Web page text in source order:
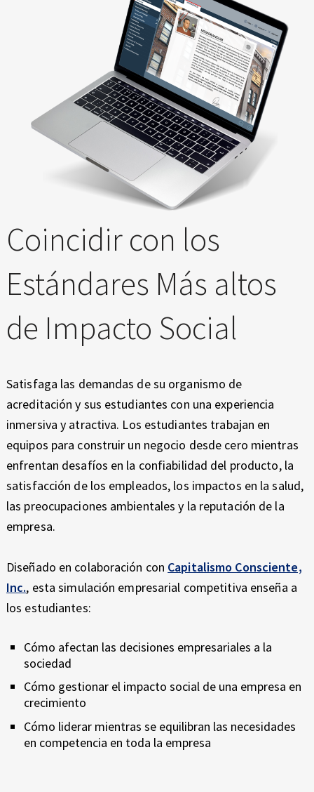
Coincidir con los
Estándares Más altos
de Impacto Social
Satisfaga las demandas de su organismo de
acreditación y sus estudiantes con una experiencia
inmersiva y atractiva. Los estudiantes trabajan en
equipos para construir un negocio desde cero mientras
enfrentan desafíos en la confiabilidad del producto, la
satisfacción de los empleados, los impactos en la salud,
las preocupaciones ambientales y la reputación de la
empresa.
Diseñado en colaboración con Capitalismo Consciente,
Inc., esta simulación empresarial competitiva enseña a
los estudiantes:
Cómo afectan las decisiones empresariales a la
sociedad
Cómo gestionar el impacto social de una empresa en
crecimiento
Cómo liderar mientras se equilibran las necesidades
en competencia en toda la empresa